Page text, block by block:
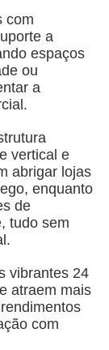
com
a
espaços
ou
a
vertical e
abrigar lojas
enquanto
de
tudo sem
vibrantes 24
atraem mais
com